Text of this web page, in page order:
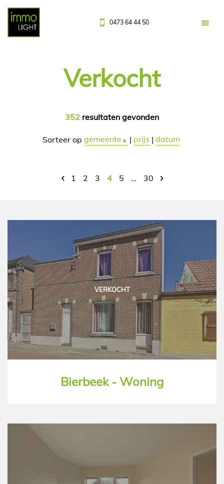
0473 64 44 50
Verkocht
352 resultaten gevonden
Sorteer op gemeente ▲ | prijs | datum
1 2 3 4 5 … 30
VERKOCHT
Bierbeek - Woning